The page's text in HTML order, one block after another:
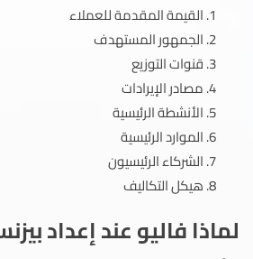
القيمة المقدمة للعملاء
الجمهور المستهدف
قنوات التوزيع
مصادر الإيرادات
الأنشطة الرئيسية
الموارد الرئيسية
الشركاء الرئيسيون
هيكل التكاليف
لماذا فاليو عند إعداد